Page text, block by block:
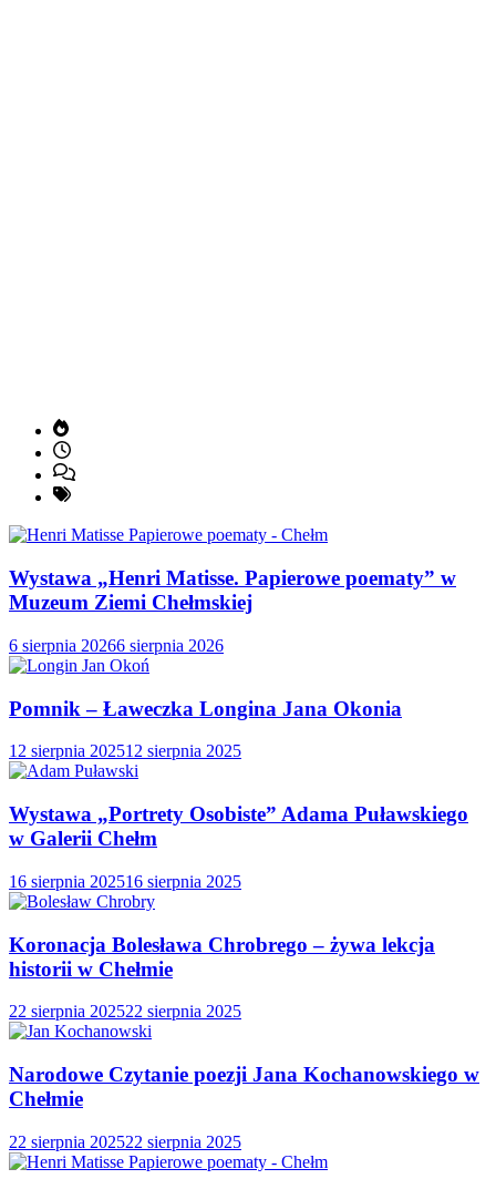
Wystawa „Henri Matisse. Papierowe poematy” w
Muzeum Ziemi Chełmskiej
6 sierpnia 20266 sierpnia 2026
Pomnik – Ławeczka Longina Jana Okonia
12 sierpnia 202512 sierpnia 2025
Wystawa „Portrety Osobiste” Adama Puławskiego
w Galerii Chełm
16 sierpnia 202516 sierpnia 2025
Koronacja Bolesława Chrobrego – żywa lekcja
historii w Chełmie
22 sierpnia 202522 sierpnia 2025
Narodowe Czytanie poezji Jana Kochanowskiego w
Chełmie
22 sierpnia 202522 sierpnia 2025